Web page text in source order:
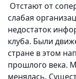
Отстают от
слабая
недостаток
клуба. Были
стране в этом
прошлого века.
менялась.